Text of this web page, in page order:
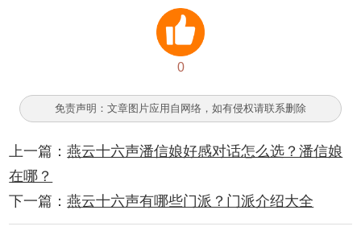
0
免责声明：文章图片应用自网络，如有侵权请联系删除
上一篇：燕云十六声潘信娘好感对话怎么选？潘信娘
在哪？
下一篇：燕云十六声有哪些门派？门派介绍大全